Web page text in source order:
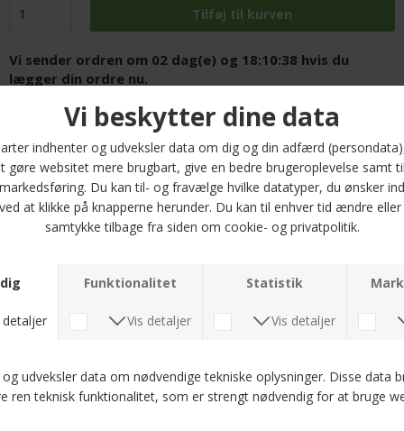
Vi sender ordren om 02 dag(e) og 18:10:38 hvis du
lægger din ordre nu.
På lager
FRI FRAGT PÅ ALLE VARER
HURTIG LEVERING
30 DAGES RETURRET
Lun skjorte i klassisk tern fra Viyella. Skjorten i bomuld og uld
blanding.Skjorten kan vaskes i maskine.
- Skovmandsskjorte
Optjen 5 procent rabat på alle din køb